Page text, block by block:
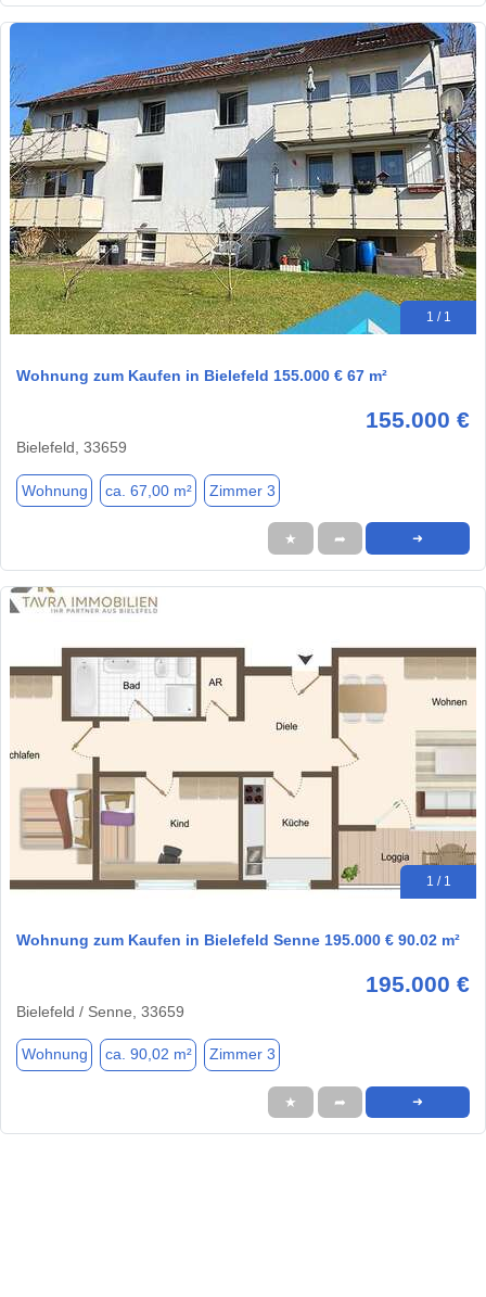
1 / 1
Wohnung zum Kaufen in Bielefeld 155.000 € 67 m²
155.000 €
Bielefeld, 33659
Wohnung ca. 67,00 m² Zimmer 3
★ ➦ ➜
1 / 1
Wohnung zum Kaufen in Bielefeld Senne 195.000 € 90.02 m²
195.000 €
Bielefeld / Senne, 33659
Wohnung ca. 90,02 m² Zimmer 3
★ ➦ ➜